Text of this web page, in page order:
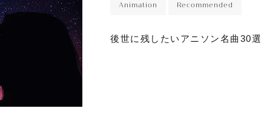
Animation Recommended
後世に残したいアニソン名曲30選